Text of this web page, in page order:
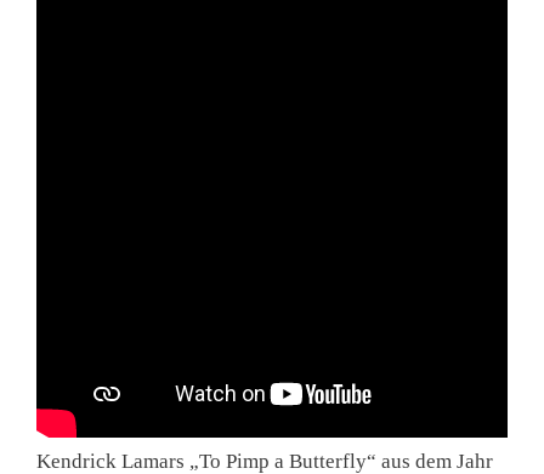
Kendrick Lamars „To Pimp a Butterfly“ aus dem Jahr